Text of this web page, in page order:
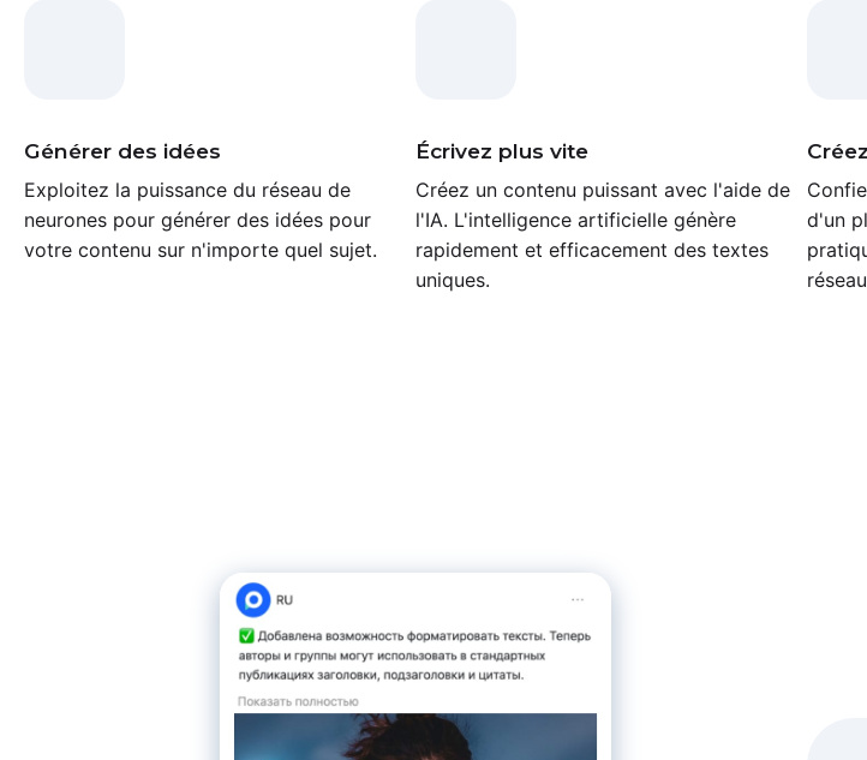
Générer des idées
Exploitez la puissance du réseau de
neurones pour générer des idées pour
votre contenu sur n'importe quel sujet.
Écrivez plus vite
Créez un contenu puissant avec l'aide de
l'IA. L'intelligence artificielle génère
rapidement et efficacement des textes
uniques.
d'un